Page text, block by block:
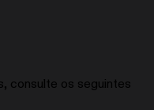
consulte os seguintes